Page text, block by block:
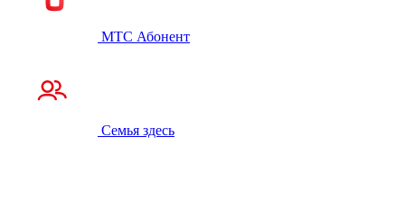
МТС Абонент
Семья здесь